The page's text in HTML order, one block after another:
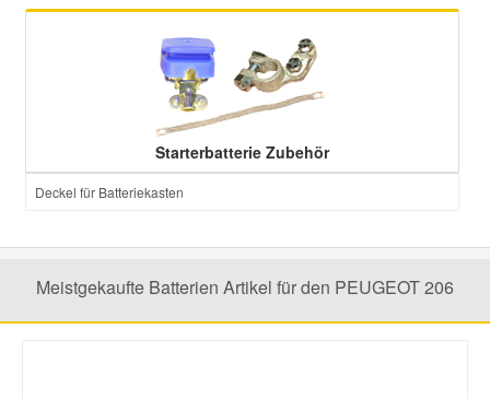
Starterbatterie Zubehör
Deckel für Batteriekasten
Meistgekaufte Batterien Artikel für den PEUGEOT 206
Seat Ersatzteile
Skoda Ersatzteile
Smart Ersatzteile
Toyota Ersatzteile